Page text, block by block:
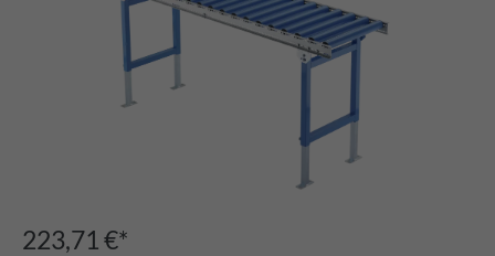
223,71 €*